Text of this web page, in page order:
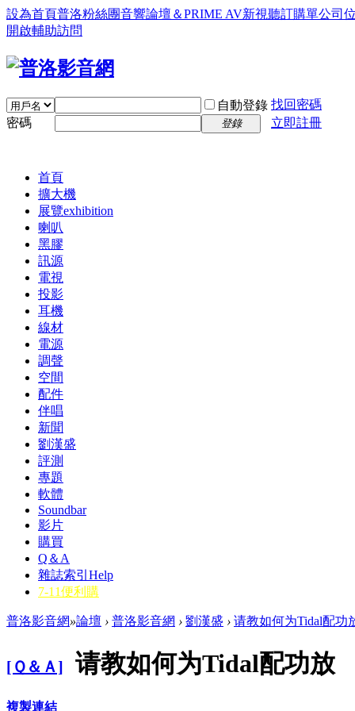
設為首頁普洛粉絲團音響論壇＆PRIME AV新視聽訂購單公司
開啟輔助訪問
自動登錄 找回密碼
密碼
登錄 立即註冊
首頁
擴大機
展覽exhibition
喇叭
黑膠
訊源
電視
投影
耳機
線材
電源
調聲
空間
配件
伴唱
新聞
劉漢盛
評測
專題
軟體
Soundbar
影片
購買
Q＆A
雜誌索引 Help
7-11便利購
普洛影音網»論壇 › 普洛影音網 › 劉漢盛 › 请教如何为Tidal配功
[Ｑ＆Ａ] 请教如何为Tidal配功放
複製連結